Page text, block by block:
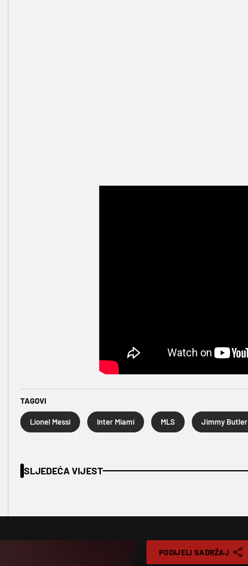
TAGOVI
Lionel Messi Inter Miami MLS Jimmy Butler
SLJEDEĆA VIJEST
PODIJELI SADRŽAJ